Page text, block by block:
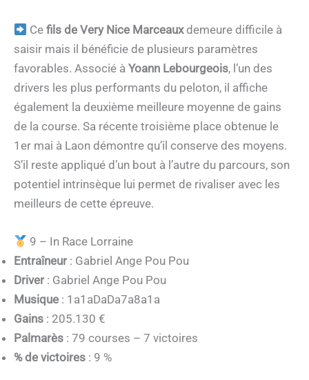
Cefils de Very Nice Marceauxdemeure difficile à
saisir mais il bénéficie de plusieurs paramètres
favorables. Associé à Yoann Lebourgeois, l’un des
drivers les plus performants du peloton, il affiche
également la deuxième meilleure moyenne de gains
de la course. Sa récente troisième place obtenue le
1er mai à Laon démontre qu’il conserve des moyens.
S’il reste appliqué d’un bout à l’autre du parcours, son
potentiel intrinsèque lui permet de rivaliser avec les
meilleurs de cette épreuve.
9 – In Race Lorraine
Entraîneur: Gabriel Ange Pou Pou
Driver: Gabriel Ange Pou Pou
Musique : 1a1aDaDa7a8a1a
Gains : 205.130 €
Palmarès : 79 courses – 7 victoires
% de victoires : 9 %